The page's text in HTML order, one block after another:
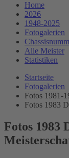
Home
2026
1948-2025
Fotogalerien
Alle Meister
Statistiken
Startseite
Fotogalerien
Fotos 1981-
Fotos 1983
Fotos 1983